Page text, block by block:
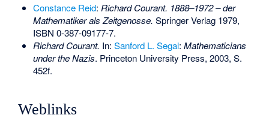
Constance Reid: Richard Courant. 1888–1972 – der
Mathematiker als Zeitgenosse. Springer Verlag 1979,
ISBN 0-387-09177-7.
Richard Courant. In: Sanford L. Segal: Mathematicians
under the Nazis. Princeton University Press, 2003, S.
452f.
Weblinks